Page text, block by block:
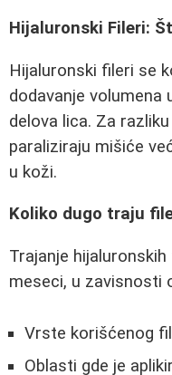
Hijaluronski Fileri:
Hijaluronski fileri se
dodavanje volumena
delova lica. Za
paraliziraju mišiće
u koži.
Koliko dugo traju
Trajanje
meseci, u zavisnosti
Vrste korišćenog
Oblasti gde je